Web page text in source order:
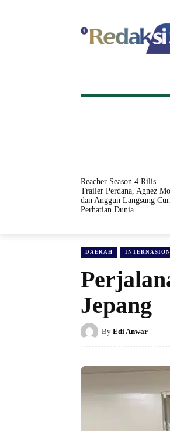
Reacher Season 4 Rilis
Trailer Perdana, Agnez Mo
dan Anggun Langsung
Perhatian Dunia
DAERAH
Jepang
By Edi Anwar